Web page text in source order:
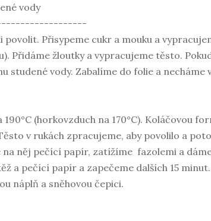
vody
povolit. Přisypeme cukr a mouku a
Přidáme žloutky a vypracujeme těsto.
studené vody. Zabalíme do folie a necháme
(horkovzduch na 170°C). Koláčovou
v rukách zpracujeme, aby povolilo a
něj pečící papír, zatížíme fazolemi a
a pečící papír a zapečeme dalších 15
náplň a sněhovou čepici.